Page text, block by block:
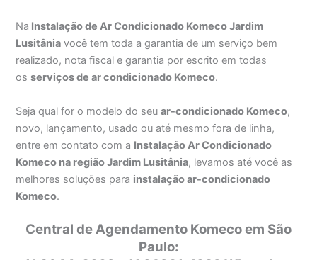
Na Instalação de Ar Condicionado Komeco Jardim
Lusitânia você tem toda a garantia de um serviço bem
realizado, nota fiscal e garantia por escrito em todas
osserviços de ar condicionado Komeco.
Seja qual for o modelo do seuar-condicionado Komeco,
novo, lançamento, usado ou até mesmo fora de linha,
entre em contato com a Instalação Ar Condicionado
Komeco na região Jardim Lusitânia, levamos até você as
melhores soluções para instalação ar-condicionado
Komeco.
Central de Agendamento Komeco em São
Paulo: